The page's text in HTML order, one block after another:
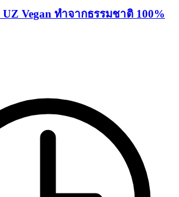
UZ Vegan ทำจากธรรมชาติ 100%